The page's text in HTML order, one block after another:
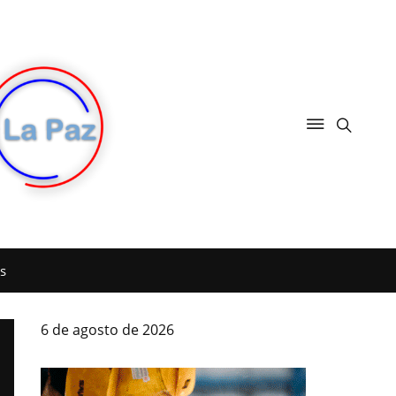
6 de agosto de 2026